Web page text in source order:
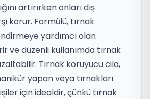
artırırken onları dış
korur. Formülü, tırnak
yardımcı olan
ve düzenli kullanımda tırnak
Tırnak koruyucu cila,
yapan veya tırnakları
için idealdir, çünkü tırnak